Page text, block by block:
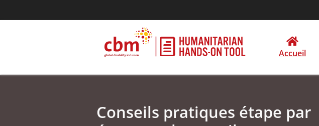
Accueil
Conseils pratiques étape par